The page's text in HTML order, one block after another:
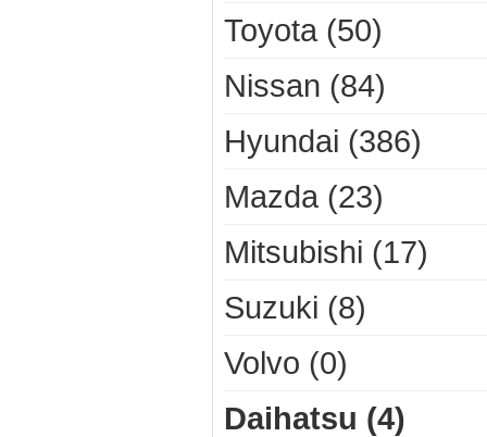
Toyota (50)
Nissan (84)
Hyundai (386)
Mazda (23)
Mitsubishi (17)
Suzuki (8)
Volvo (0)
Daihatsu (4)